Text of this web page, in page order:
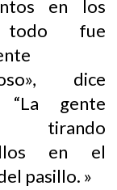
en los
fue
dice
“La gente
tirando
en el
pasillo. »